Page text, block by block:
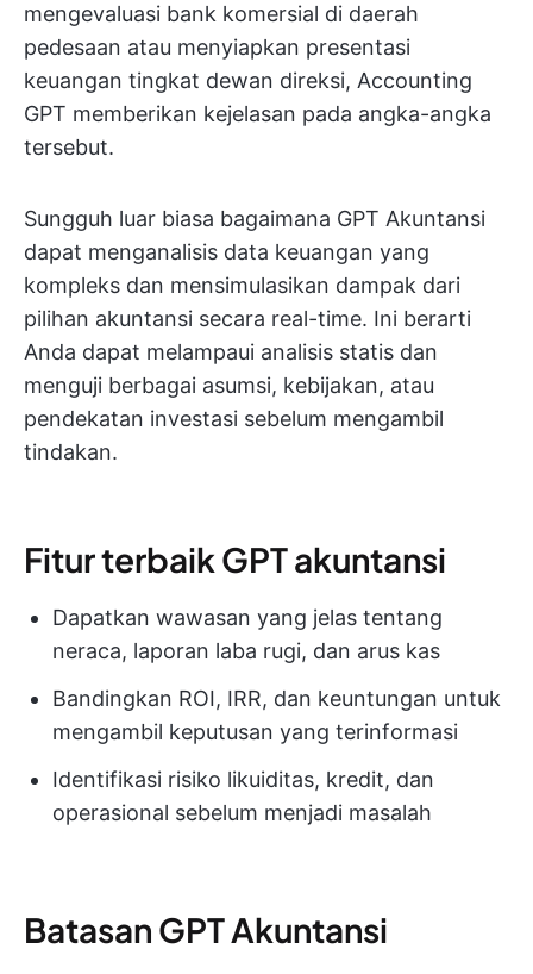
mengevaluasi bank komersial di daerah
pedesaan atau menyiapkan presentasi
keuangan tingkat dewan direksi, Accounting
GPT memberikan kejelasan pada angka-angka
tersebut.
Sungguh luar biasa bagaimana GPT Akuntansi
dapat menganalisis data keuangan yang
kompleks dan mensimulasikan dampak dari
pilihan akuntansi secara real-time. Ini berarti
Anda dapat melampaui analisis statis dan
menguji berbagai asumsi, kebijakan, atau
pendekatan investasi sebelum mengambil
tindakan.
Fitur terbaik GPT akuntansi
Dapatkan wawasan yang jelas tentang
neraca, laporan laba rugi, dan arus kas
Bandingkan ROI, IRR, dan keuntungan untuk
mengambil keputusan yang terinformasi
Identifikasi risiko likuiditas, kredit, dan
operasional sebelum menjadi masalah
Batasan GPT Akuntansi